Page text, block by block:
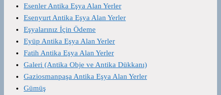
Esenler Antika Eşya Alan Yerler
Esenyurt Antika Eşya Alan Yerler
Eşyalarınız İçin Ödeme
Eyüp Antika Eşya Alan Yerler
Fatih Antika Eşya Alan Yerler
Galeri (Antika Obje ve Antika Dükkanı)
Gaziosmanpaşa Antika Eşya Alan Yerler
Gümüş